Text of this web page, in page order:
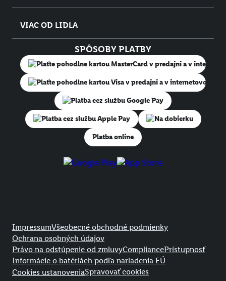
VIAC OD LIDLA
SPÔSOBY PLATBY
Na dobierku
Platba online
ImpressumVšeobecné obchodné podmienky
Ochrana osobných údajov
Právo na odstúpenie od zmluvyCompliancePrístupnosť
Informácie o batériách podľa nariadenia EÚ
Cookies ustanoveniaSpravovať cookies